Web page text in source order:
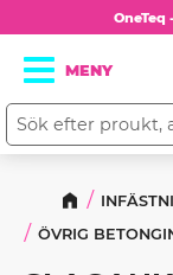
Meny
ÖVRIG